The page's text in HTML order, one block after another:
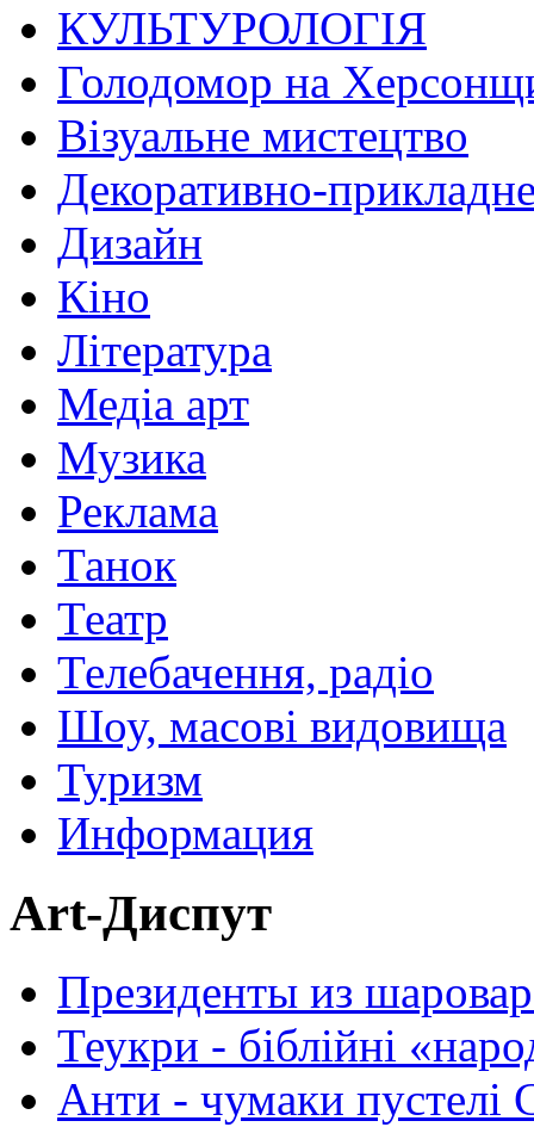
КУЛЬТУРОЛОГІЯ
Голодомор на
Візуальне мистецтво
Декоративно-
Дизайн
Кіно
Література
Медіа арт
Музика
Реклама
Танок
Театр
Телебачення, радіо
Шоу, масові видовища
Туризм
Информация
Art-Диспут
Президенты из
Теукри - біблійні
Анти - чумаки пустелі